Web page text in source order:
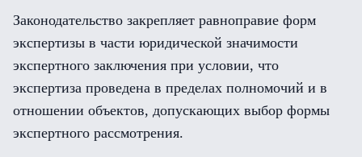
Законодательство закрепляет равноправие форм
экспертизы в части юридической значимости
экспертного заключения при условии, что
экспертиза проведена в пределах полномочий и в
отношении объектов, допускающих выбор формы
экспертного рассмотрения.